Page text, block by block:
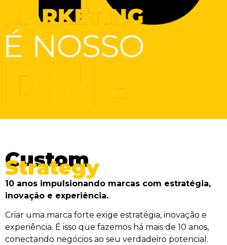
Custom
Strategy
10 anos impulsionando marcas com estratégia,
inovação e experiência.
Criar uma marca forte exige estratégia, inovação e
experiência. É isso que fazemos há mais de 10 anos,
conectando negócios ao seu verdadeiro potencial.